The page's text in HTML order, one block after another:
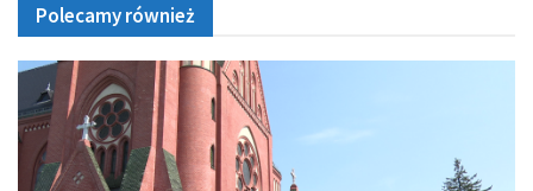
Polecamy również